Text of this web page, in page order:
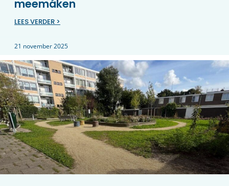
meemáken
LEES VERDER >
21 november 2025